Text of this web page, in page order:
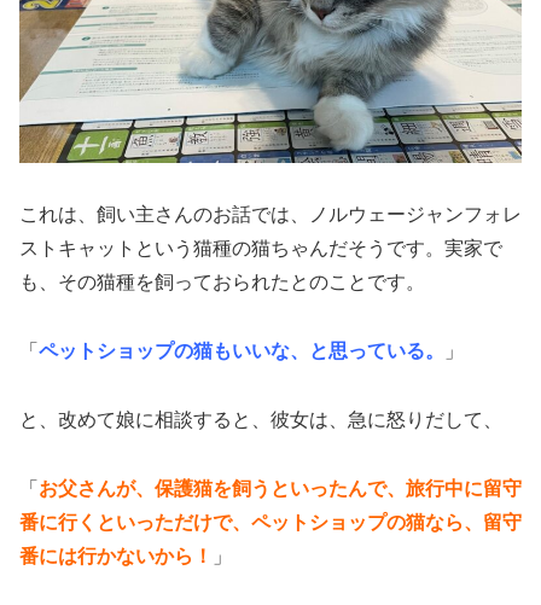
これは、飼い主さんのお話では、ノルウェージャンフォレ
ストキャットという猫種の猫ちゃんだそうです。実家で
も、その猫種を飼っておられたとのことです。
「 ペットショップの猫もいいな、と思っている。 」
と、改めて娘に相談すると、彼女は、急に怒りだして、
「 お父さんが、保護猫を飼うといったんで、旅行中に留守
番に行くといっただけで、ペットショップの猫なら、留守
番には行かないから！
」